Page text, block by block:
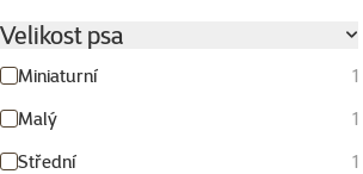
Velikost psa
Miniaturní
1
Malý
1
Střední
1